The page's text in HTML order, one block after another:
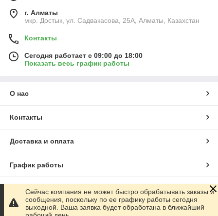
г. Алматы
мкр. Достык, ул. Садвакасова, 25А, Алматы, Казахстан
Контакты
Сегодня работает с 09:00 до 18:00
Показать весь график работы
О нас
Контакты
Доставка и оплата
График работы
Полная версия сайта
Сайт создан на маркетплейсе Satu.kz
Сейчас компания не может быстро обрабатывать заказы и
сообщения, поскольку по ее графику работы сегодня
выходной. Ваша заявка будет обработана в ближайший